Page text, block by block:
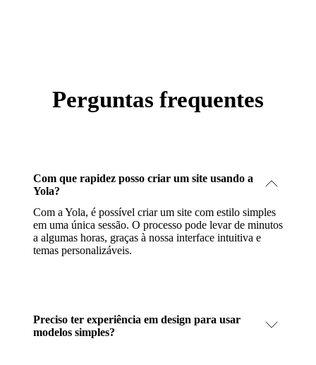
Perguntas frequentes
Com que rapidez posso criar um site usando a
Yola?
Com a Yola, é possível criar um site com estilo simples
em uma única sessão. O processo pode levar de minutos
a algumas horas, graças à nossa interface intuitiva e
temas personalizáveis.
Preciso ter experiência em design para usar
modelos simples?